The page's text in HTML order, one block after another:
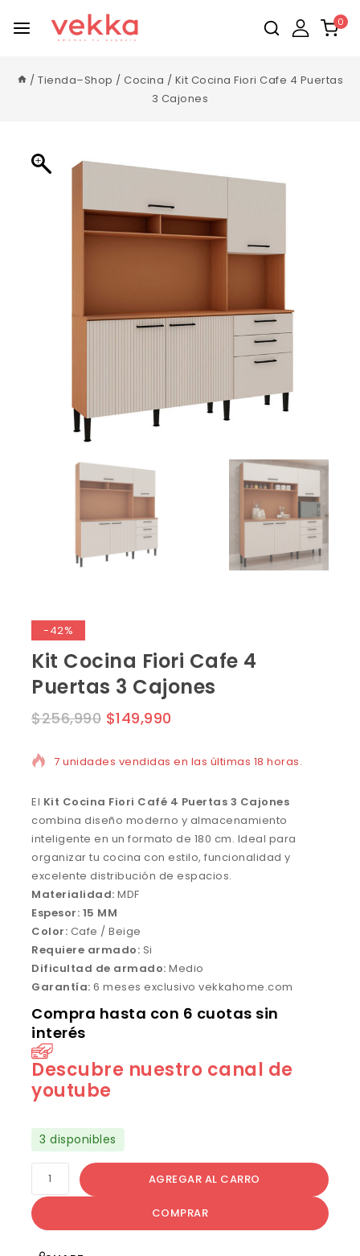
0
/ Tienda–Shop / Cocina / Kit Cocina Fiori Cafe 4 Puertas
3 Cajones
-42%
Kit Cocina Fiori Cafe 4
Puertas 3 Cajones
$256,990 $149,990
7 unidades vendidas en las últimas 18 horas.
El Kit Cocina Fiori Café 4 Puertas 3 Cajones
combina diseño moderno y almacenamiento
inteligente en un formato de 180 cm. Ideal para
organizar tu cocina con estilo, funcionalidad y
excelente distribución de espacios.
Materialidad: MDF
Espesor: 15 MM
Color: Cafe / Beige
Requiere armado: Si
Dificultad de armado: Medio
Garantía: 6 meses exclusivo vekkahome.com
Compra hasta con 6 cuotas sin
interés
Descubre nuestro canal de
youtube
3 disponibles
AGREGAR AL CARRO
COMPRAR